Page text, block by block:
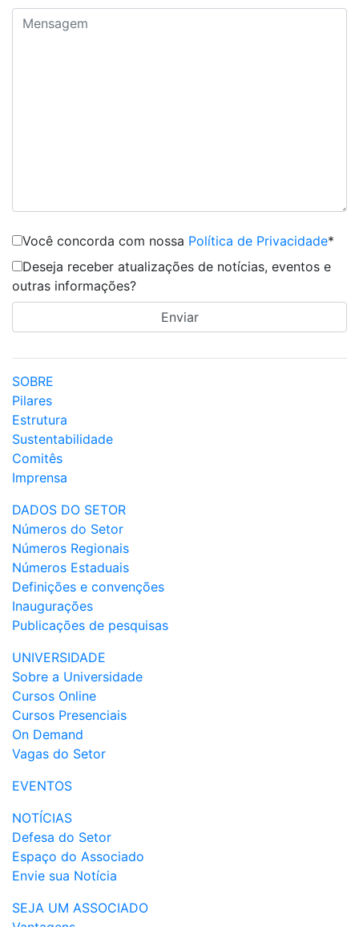
Você concorda com nossa Política de Privacidade*
Deseja receber atualizações de notícias, eventos e
outras informações?
SOBRE
Pilares
Estrutura
Sustentabilidade
Comitês
Imprensa
DADOS DO SETOR
Números do Setor
Números Regionais
Números Estaduais
Definições e convenções
Inaugurações
Publicações de pesquisas
UNIVERSIDADE
Sobre a Universidade
Cursos Online
Cursos Presenciais
On Demand
Vagas do Setor
EVENTOS
NOTÍCIAS
Defesa do Setor
Espaço do Associado
Envie sua Notícia
SEJA UM ASSOCIADO